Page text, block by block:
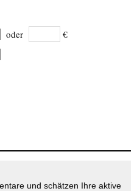
oder €
und schätzen Ihre aktive